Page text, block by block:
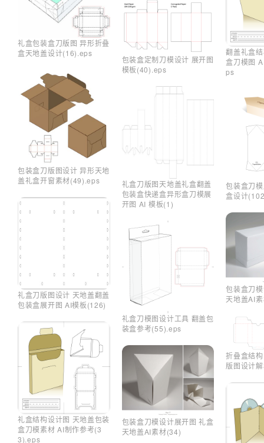
礼盒包装盒刀版图 异形折叠
盒天地盖设计(16).eps
包装盒刀版图设计 异形天地
盖礼盒开窗素材(49).eps
礼盒刀版图设计 天地盖翻盖
包装盒展开图 AI模板(126)
礼盒结构设计图 天地盖包装
盒刀模素材 AI制作参考(3
3).eps
包装盒定制刀模设计 展开图
模板(40).eps
礼盒刀版图天地盖礼盒翻盖
包装盒快递盒异形盒刀模展
开图 AI 模板(1)
礼盒刀模图设计工具 翻盖包
装盒参考(55).eps
包装盒刀模设计展开图 礼盒
天地盖AI素材(34)
翻盖礼盒
盒刀模图
ps
包装盒刀
盒设计
包装盒刀
天地盖AI
折叠盒结
版图设计